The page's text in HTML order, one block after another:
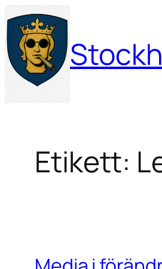
Hoppa
till
innehåll
Etikett: